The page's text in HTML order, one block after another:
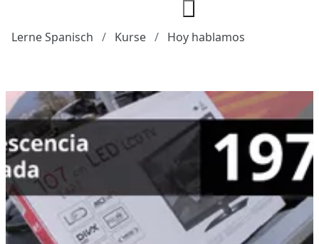
Lerne Spanisch Kurse Hoy hablamos